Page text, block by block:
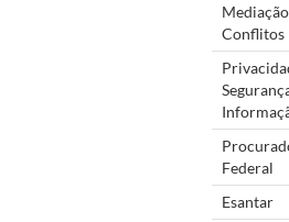
Conflitos
Federal
Esantar